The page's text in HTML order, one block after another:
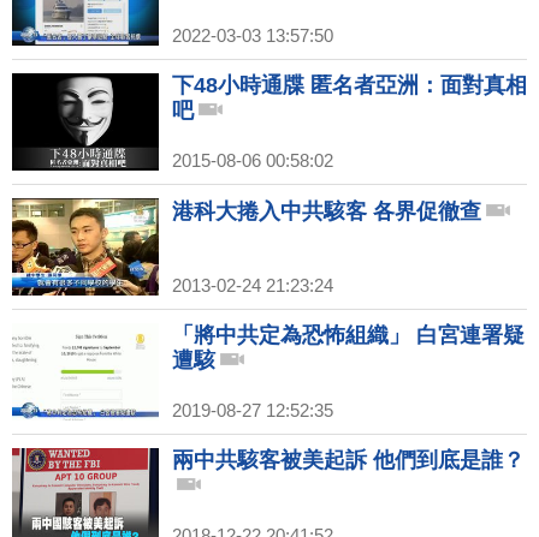
2022-03-03 13:57:50
下48小時通牒 匿名者亞洲：面對真相
吧
2015-08-06 00:58:02
港科大捲入中共駭客 各界促徹查
2013-02-24 21:23:24
「將中共定為恐怖組織」 白宮連署疑
遭駭
2019-08-27 12:52:35
兩中共駭客被美起訴 他們到底是誰？